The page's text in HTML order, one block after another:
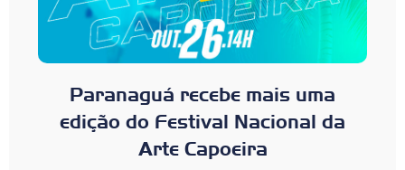
Paranaguá recebe mais uma
edição do Festival Nacional da
Arte Capoeira